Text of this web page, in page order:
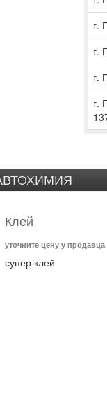
г.
г.
г.
г.
Клей
уточните цену у продавца
супер клей